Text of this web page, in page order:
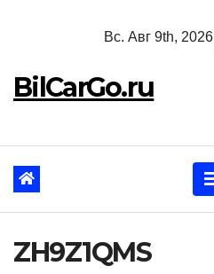
Вс. Авг 9th, 2026
BilCarGo.ru
ZH9Z1QMS